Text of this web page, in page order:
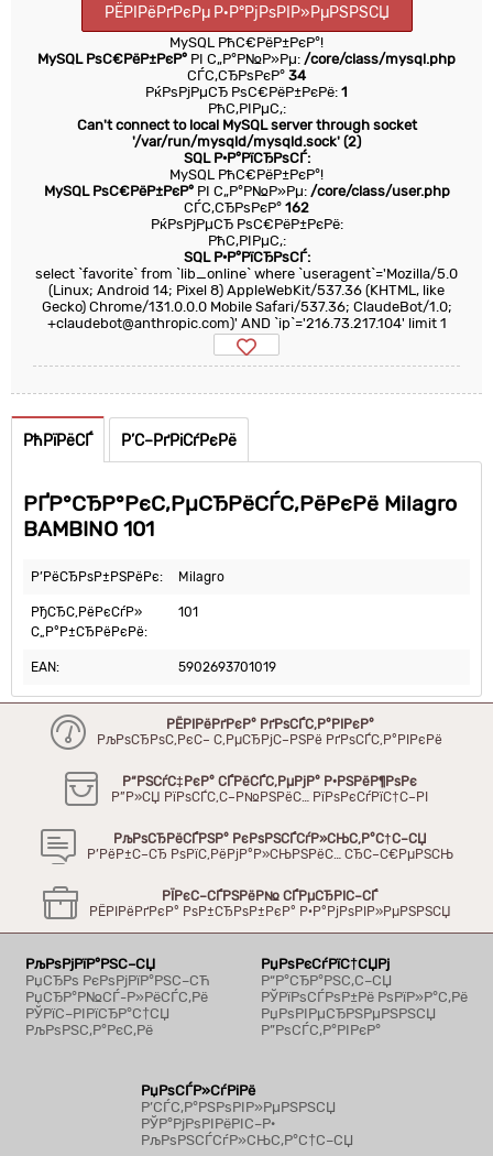
РЁРІРёРґРєРµ Р·Р°РјРѕРІР»РµРЅРЅСЏ
MySQL РћС€РёР±РєР°!
MySQL РѕС€РёР±РєР° РІ С„Р°Р№Р»Рµ: /core/class/mysql.php
СЃС‚СЂРѕРєР° 34
РќРѕРјРµСЂ РѕС€РёР±РєРё: 1
РћС‚РІРµС‚:
Can't connect to local MySQL server through socket
'/var/run/mysqld/mysqld.sock' (2)
SQL Р·Р°РїСЂРѕСЃ:
MySQL РћС€РёР±РєР°!
MySQL РѕС€РёР±РєР°РІ С„Р°Р№Р»Рµ: /core/class/user.php
СЃС‚СЂРѕРєР° 162
РќРѕРјРµСЂ РѕС€РёР±РєРё:
РћС‚РІРµС‚:
SQL Р·Р°РїСЂРѕСЃ:
select `favorite` from `lib_online` where `useragent`='Mozilla/5.0
(Linux; Android 14; Pixel 8) AppleWebKit/537.36 (KHTML, like
Gecko) Chrome/131.0.0.0 Mobile Safari/537.36; ClaudeBot/1.0;
+claudebot@anthropic.com)' AND `ip`='216.73.217.104' limit 1
РћРїРёСЃ Р’С–РґРіСѓРєРё
РҐР°СЂР°РєС‚РµСЂРёСЃС‚РёРєРё Milagro
BAMBINO 101
Р’РёСЂРѕР±РЅРёРє: Milagro
РђСЂС‚РёРєСѓР»
С„Р°Р±СЂРёРєРё:
101
EAN: 5902693701019
РЁРІРёРґРєР° РґРѕСЃС‚Р°РІРєР°
РљРѕСЂРѕС‚РєС– С‚РµСЂРјС–РЅРё РґРѕСЃС‚Р°РІРєРё
Р“РЅСѓС‡РєР° СЃРёСЃС‚РµРјР° Р·РЅРёР¶РѕРє
Р”Р»СЏ РїРѕСЃС‚С–Р№РЅРёС… РїРѕРєСѓРїС†С–РІ
РљРѕСЂРёСЃРЅР° РєРѕРЅСЃСѓР»СЊС‚Р°С†С–СЏ
Р’РёР±С–СЂ РѕРїС‚РёРјР°Р»СЊРЅРёС… СЂС–С€РµРЅСЊ
РЇРєС–СЃРЅРёР№ СЃРµСЂРІС–СЃ
РЁРІРёРґРєР° РѕР±СЂРѕР±РєР° Р·Р°РјРѕРІР»РµРЅРЅСЏ
РљРѕРјРїР°РЅС–СЏ
РџСЂРѕ РєРѕРјРїР°РЅС–СЋ
РџСЂР°Р№СЃ-Р»РёСЃС‚Рё
РЎРїС–РІРїСЂР°С†СЏ
РљРѕРЅС‚Р°РєС‚Рё
РџРѕРєСѓРїС†СЏРј
Р“Р°СЂР°РЅС‚С–СЏ
РЎРїРѕСЃРѕР±Рё РѕРїР»Р°С‚Рё
РџРѕРІРµСЂРЅРµРЅРЅСЏ
Р”РѕСЃС‚Р°РІРєР°
РџРѕСЃР»СѓРіРё
Р’СЃС‚Р°РЅРѕРІР»РµРЅРЅСЏ
РЎР°РјРѕРІРёРІС–Р·
РљРѕРЅСЃСѓР»СЊС‚Р°С†С–СЏ